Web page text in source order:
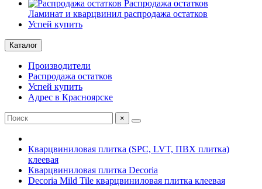
Распродажа остатков
Ламинат и кварцвинил распродажа остатков
Успей купить
Каталог
Производители
Распродажа остатков
Успей купить
Адрес в Красноярске
×
Кварцвиниловая плитка (SPC, LVT, ПВХ плитка)
клеевая
Кварцвиниловая плитка Decoria
Decoria Mild Tile кварцвиниловая плитка клеевая